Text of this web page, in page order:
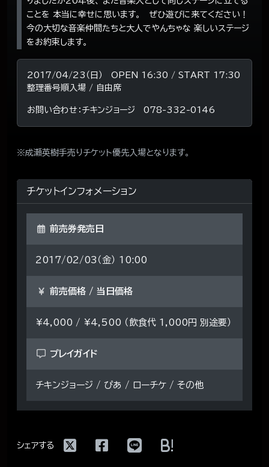
ことを 本当に幸せに思います。 ぜひ遊びに来てください！
今の大切な音楽仲間たちと大人でやんちゃな 楽しいステージ
をお約束します。
2017/04/23（日） OPEN 16:30 / START 17:30
整理番号順入場 / 自由席
お問い合わせ：チキンジョージ 078-332-0146
※成瀬英樹手売りチケット優先入場となります。
チケットインフォメーション
前売券発売日
2017/02/03（金） 10:00
前売価格 / 当日価格
¥4,000 / ¥4,500 （飲食代 1,000円 別途要）
プレイガイド
チキンジョージ / ぴあ / ローチケ / その他
シェアする !